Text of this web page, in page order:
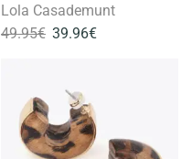
Lola Casademunt
49.95€ 39.96€